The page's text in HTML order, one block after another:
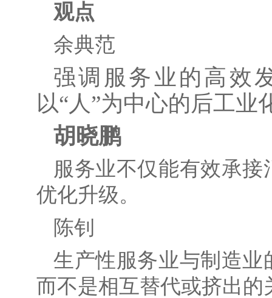
观点
余典范
强调服务业的高效
以“人”为中心的后工业
胡晓鹏
服务业不仅能有效承
优化升级。
陈钊
生产性服务业与制造
而不是相互替代或挤出的